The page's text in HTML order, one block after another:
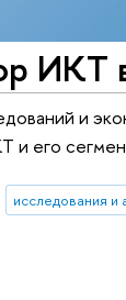
ИКТ
и
и его
исследования и